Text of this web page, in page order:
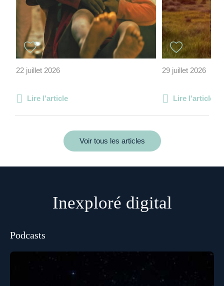
22 juillet 2026
Lire l'article
29 juillet 2026
Lire l'article
Voir tous les articles
Inexploré digital
Podcasts